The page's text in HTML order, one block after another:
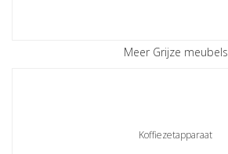
Meer Grijze meubels
Koffiezetapparaat